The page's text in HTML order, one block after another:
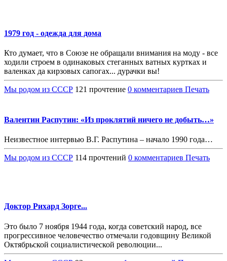
1979 год - одежда для дома
Кто думает, что в Союзе не обращали внимания на моду - все
ходили строем в одинаковых стеганных ватных куртках и
валенках да кирзовых сапогах... дурачки вы!
Мы родом из СССР 121 прочтение 0 комментариев Печать
Валентин Распутин: «Из проклятий ничего не добыть…»
Неизвестное интервью В.Г. Распутина – начало 1990 года…
Мы родом из СССР 114 прочтений 0 комментариев Печать
Доктор Рихард Зорге...
Это было 7 ноября 1944 года, когда советский народ, все
прогрессивное человечество отмечали годовщину Великой
Октябрьской социалистической революции...